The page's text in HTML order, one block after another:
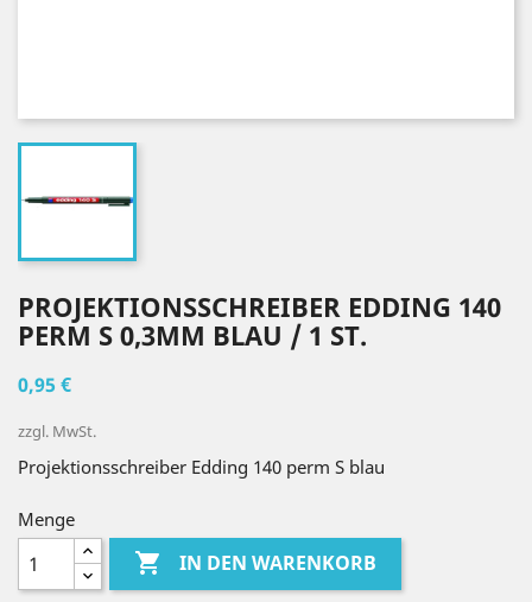
PROJEKTIONSSCHREIBER EDDING 140
PERM S 0,3MM BLAU / 1 ST.
0,95 €
zzgl. MwSt.
Projektionsschreiber Edding 140 perm S blau
Menge
 IN DEN WARENKORB